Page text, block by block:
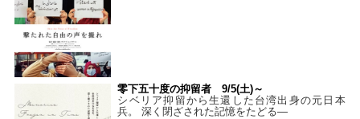
零下五十度の抑留者 9/5(土)～
シベリア抑留から生還した台湾出身の元日本
兵。 深く閉ざされた記憶をたどる—